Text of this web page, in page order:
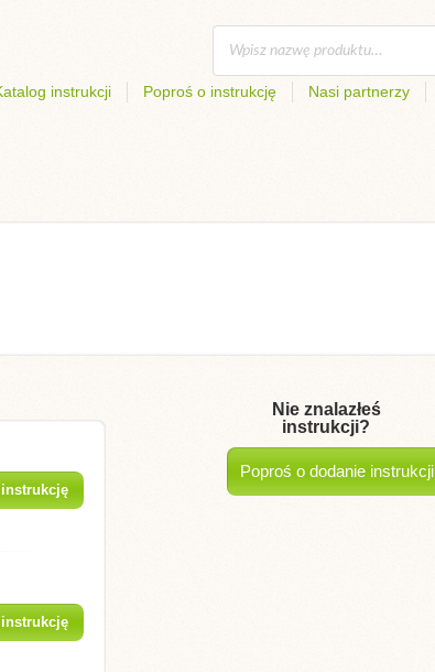
instrukcji Poproś o instrukcję Nasi partnerzy
Nie znalazłeś
instrukcji?
Poproś o dodanie instrukcji